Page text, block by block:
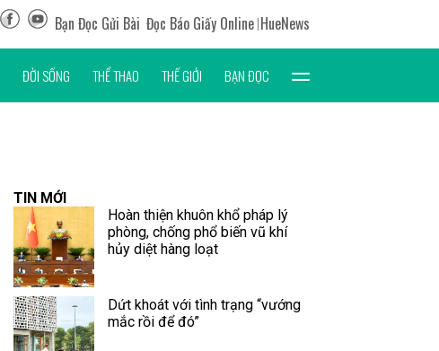
Bạn Đọc Gửi Bài Đọc Báo Giấy Online HueNews
ĐỜI SỐNG THỂ THAO THẾ GIỚI BẠN ĐỌC
TIN MỚI
Hoàn thiện khuôn khổ pháp lý
phòng, chống phổ biến vũ khí
hủy diệt hàng loạt
Dứt khoát với tình trạng “vướng
mắc rồi để đó”